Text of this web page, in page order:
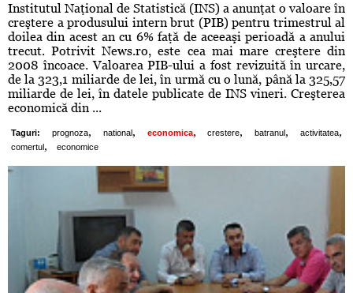
Institutul Naţional de Statistică (INS) a anunţat o valoare în
creştere a produsului intern brut (PIB) pentru trimestrul al
doilea din acest an cu 6% faţă de aceeaşi perioadă a anului
trecut. Potrivit News.ro, este cea mai mare creştere din
2008 încoace. Valoarea PIB-ului a fost revizuită în urcare,
de la 323,1 miliarde de lei, în urmă cu o lună, până la 325,57
miliarde de lei, în datele publicate de INS vineri. Creşterea
economică din ...
Taguri: prognoza, national, economica, crestere, batranul , activitatea,
comertul , economice